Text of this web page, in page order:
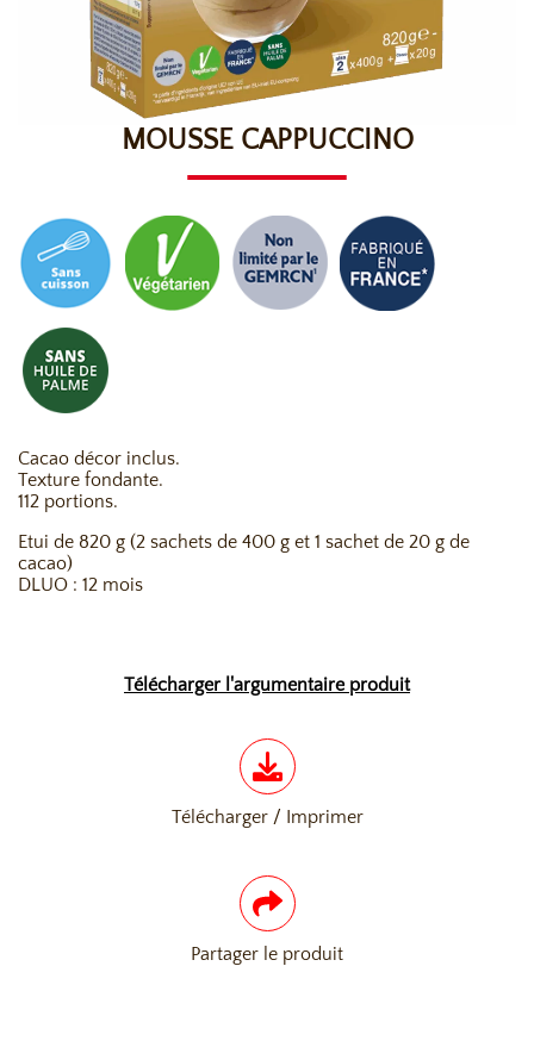
MOUSSE CAPPUCCINO
Cacao décor inclus.
Texture fondante.
112 portions.
Etui de 820 g (2 sachets de 400 g et 1 sachet de 20 g de
cacao)
DLUO : 12 mois
Télécharger l'argumentaire produit
Télécharger / Imprimer
Partager le produit